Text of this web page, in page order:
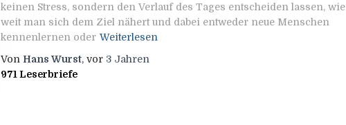
keinen Stress, sondern den Verlauf des Tages entscheiden lassen, wie
weit man sich dem Ziel nähert und dabei entweder neue Menschen
kennenlernen oder Weiterlesen
Von Hans Wurst, vor 3 Jahren
971 Leserbriefe